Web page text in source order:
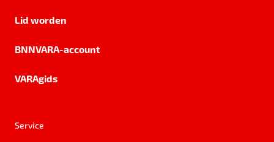
Lid worden
BNNVARA-account
VARAgids
Service